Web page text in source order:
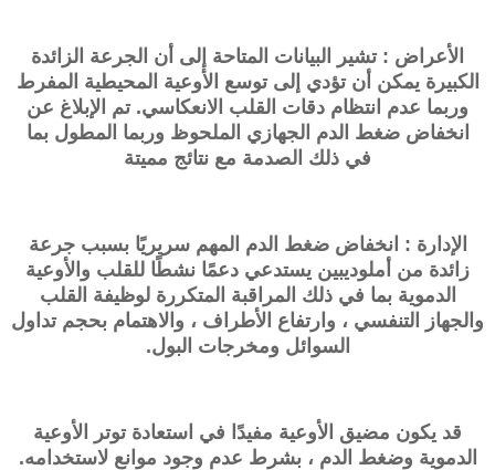
الأعراض : تشير البيانات المتاحة إلى أن الجرعة الزائدة
الكبيرة يمكن أن تؤدي إلى توسع الأوعية المحيطية المفرط
وربما عدم انتظام دقات القلب الانعكاسي. تم الإبلاغ عن
انخفاض ضغط الدم الجهازي الملحوظ وربما المطول بما
في ذلك الصدمة مع نتائج مميتة
الإدارة : انخفاض ضغط الدم المهم سريريًا بسبب جرعة
زائدة من أملوديبين يستدعي دعمًا نشطًا للقلب والأوعية
الدموية بما في ذلك المراقبة المتكررة لوظيفة القلب
والجهاز التنفسي ، وارتفاع الأطراف ، والاهتمام بحجم تداول
السوائل ومخرجات البول.
قد يكون مضيق الأوعية مفيدًا في استعادة توتر الأوعية
الدموية وضغط الدم ، بشرط عدم وجود موانع لاستخدامه.